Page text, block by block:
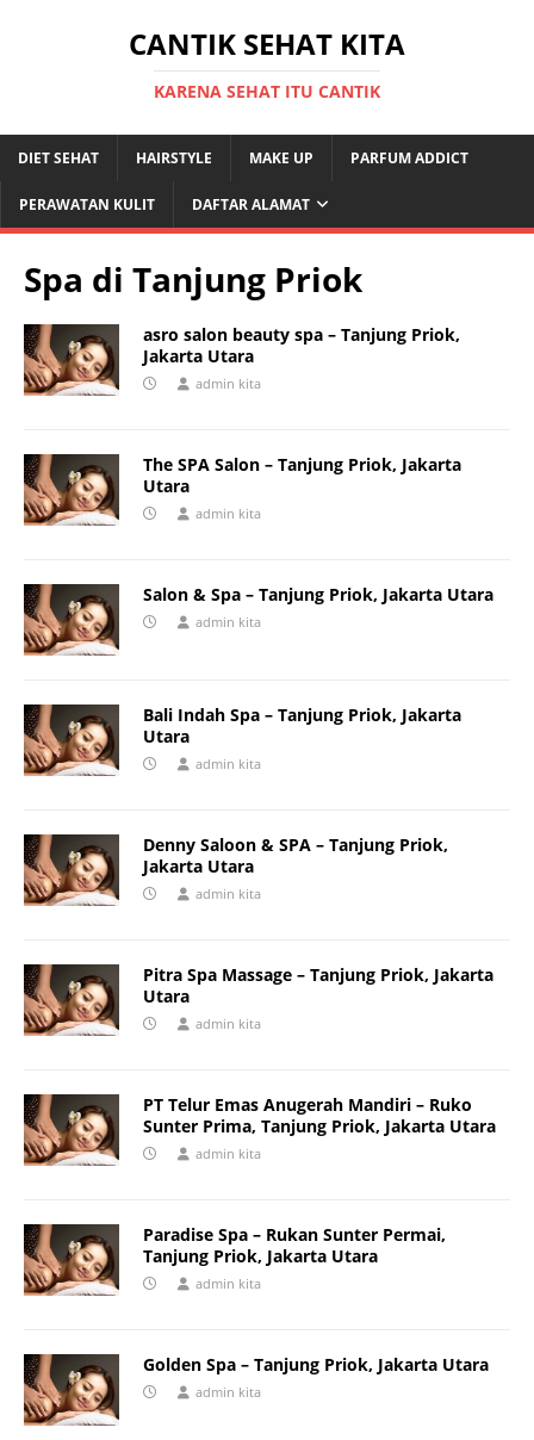
CANTIK SEHAT KITA
KARENA SEHAT ITU CANTIK
DIET SEHAT HAIRSTYLE MAKE UP PARFUM ADDICT
PERAWATAN KULIT DAFTAR ALAMAT
Spa di Tanjung Priok
asro salon beauty spa – Tanjung Priok,
Jakarta Utara
admin kita
The SPA Salon – Tanjung Priok, Jakarta
Utara
admin kita
Salon & Spa – Tanjung Priok, Jakarta Utara
admin kita
Bali Indah Spa – Tanjung Priok, Jakarta
Utara
admin kita
Denny Saloon & SPA – Tanjung Priok,
Jakarta Utara
admin kita
Pitra Spa Massage – Tanjung Priok, Jakarta
Utara
admin kita
PT Telur Emas Anugerah Mandiri – Ruko
Sunter Prima, Tanjung Priok, Jakarta Utara
admin kita
Paradise Spa – Rukan Sunter Permai,
Tanjung Priok, Jakarta Utara
admin kita
Golden Spa – Tanjung Priok, Jakarta Utara
admin kita